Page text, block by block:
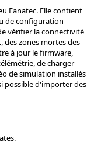
Fanatec. Elle contient
de configuration
vérifier la connectivité
des zones mortes des
à jour le firmware,
de charger
de simulation installés
possible d'importer des